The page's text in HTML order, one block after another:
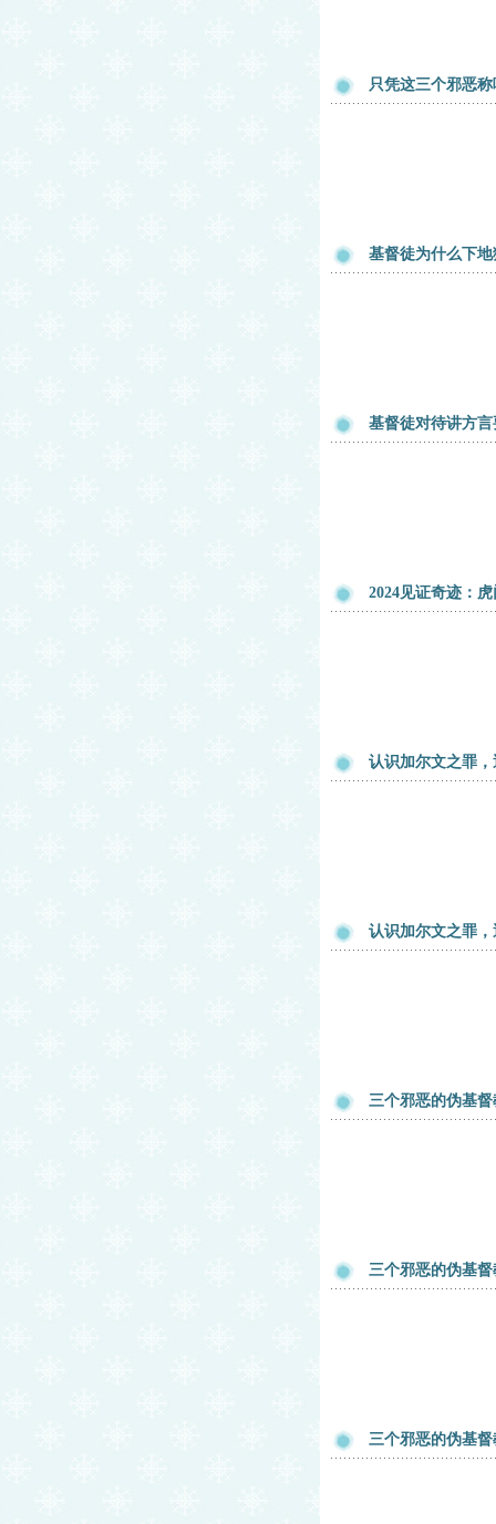
只凭这三个邪恶
基督徒为什么下
基督徒对待讲方
2024见证奇迹：
认识加尔文之罪
认识加尔文之罪
三个邪恶的伪基
三个邪恶的伪基
三个邪恶的伪基